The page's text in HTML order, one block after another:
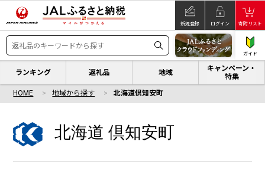
新規登録 ログイン 寄附リスト
ガイド
ランキング 返礼品 地域
キャンペーン・
特集
HOME 地域から探す 北海道倶知安町
北海道 倶知安町